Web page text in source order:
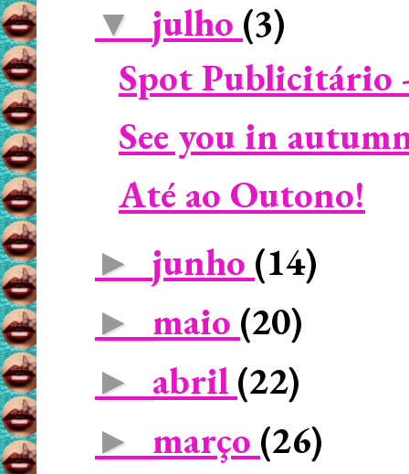
▼ julho (3)
Spot Publicitário
See you in
Até ao Outono!
► junho (14)
► maio (20)
► abril (22)
► março (26)